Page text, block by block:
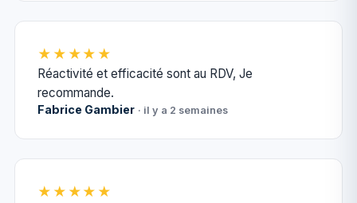
★★★★★
Réactivité et efficacité sont au RDV, Je
recommande.
Fabrice Gambier · il y a 2 semaines
★★★★★